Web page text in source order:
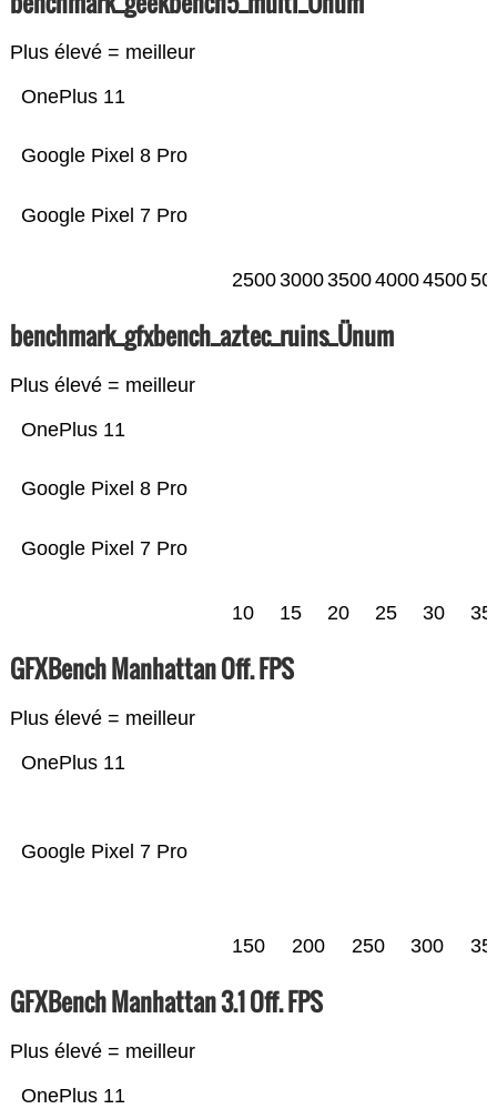
Plus élevé = meilleur
Google Pixel 7 Pro
Google Pixel 8 Pro
OnePlus 11
25003000350040004500
benchmark_gfxbench_aztec_ruins_Ünum
Plus élevé = meilleur
Google Pixel 7 Pro
Google Pixel 8 Pro
OnePlus 11
10 15 20 25 30 35
GFXBench Manhattan Off. FPS
Plus élevé = meilleur
Google Pixel 7 Pro
OnePlus 11
150 200 250 300
GFXBench Manhattan 3.1 Off. FPS
Plus élevé = meilleur
OnePlus 11